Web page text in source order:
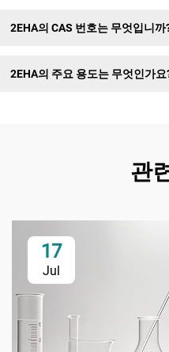
2EHA의 CAS 번호는 무엇입니까
2EHA의 주요 용도는 무엇인가요
관
17
Jul